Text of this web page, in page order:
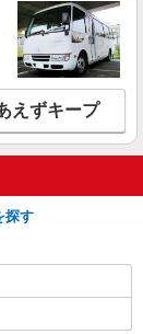
を見る
役♪高時給＆充
い有/週払い有/交
見る
えずキープ
探す